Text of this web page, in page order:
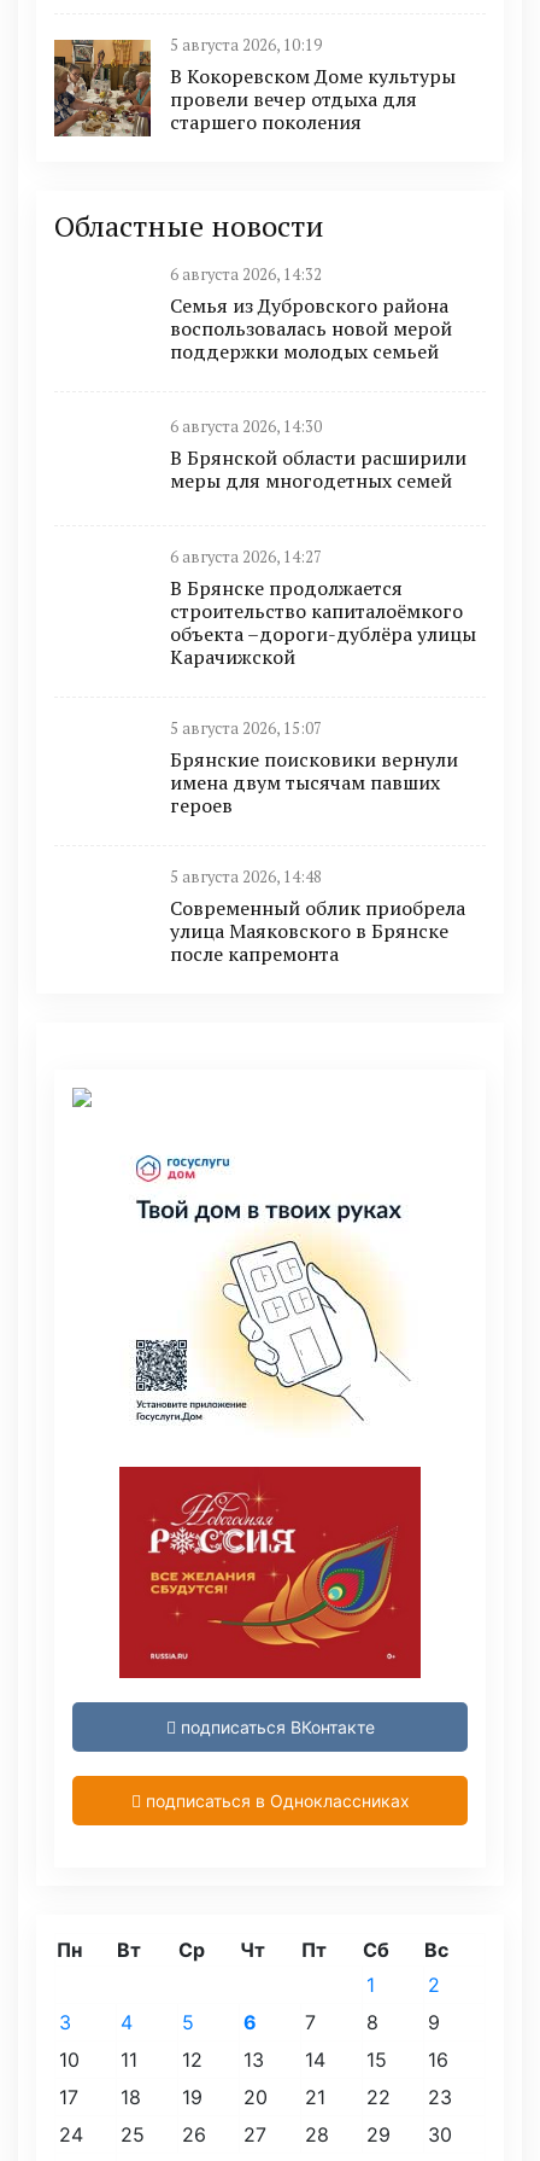
5 августа 2026, 10:19
В Кокоревском Доме культуры
провели вечер отдыха для
старшего поколения
Областные новости
6 августа 2026, 14:32
Семья из Дубровского района
воспользовалась новой мерой
поддержки молодых семьей
6 августа 2026, 14:30
В Брянской области расширили
меры для многодетных семей
6 августа 2026, 14:27
В Брянске продолжается
строительство капиталоёмкого
объекта –дороги-дублёра улицы
Карачижской
5 августа 2026, 15:07
Брянские поисковики вернули
имена двум тысячам павших
героев
5 августа 2026, 14:48
Современный облик приобрела
улица Маяковского в Брянске
после капремонта
подписаться ВКонтакте
подписаться в Одноклассниках
Пн Вт Ср Чт Пт Сб
Вс
1
2
3
4 5 6 7 8
9
10
11 12 13 14 15
16
17
18 19 20 21 22
23
24
25 26 27 28 29
30